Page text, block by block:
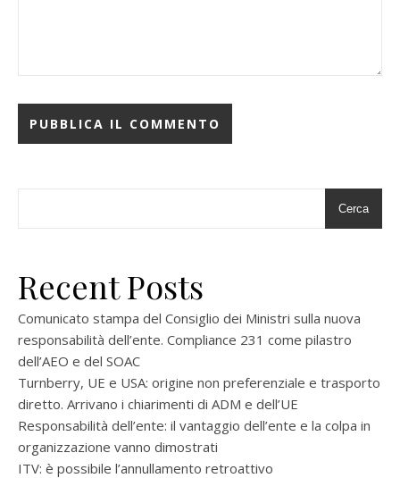
Cerca
Recent Posts
Comunicato stampa del Consiglio dei Ministri sulla nuova
responsabilità dell’ente. Compliance 231 come pilastro
dell’AEO e del SOAC
Turnberry, UE e USA: origine non preferenziale e trasporto
diretto. Arrivano i chiarimenti di ADM e dell’UE
Responsabilità dell’ente: il vantaggio dell’ente e la colpa in
organizzazione vanno dimostrati
ITV: è possibile l’annullamento retroattivo